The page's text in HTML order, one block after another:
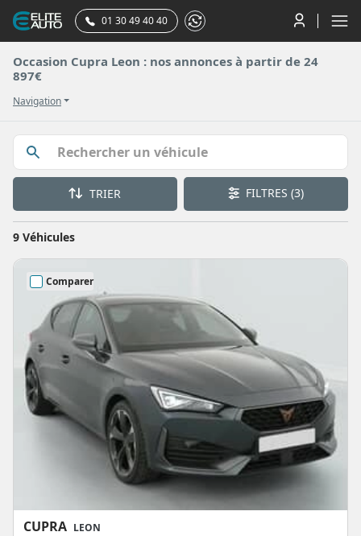
01 30 49 40 40
Occasion Cupra Leon : nos annonces à partir de 24
897€
Navigation
TRIER FILTRES(3)
9 Véhicules
Comparer
CUPRA LEON